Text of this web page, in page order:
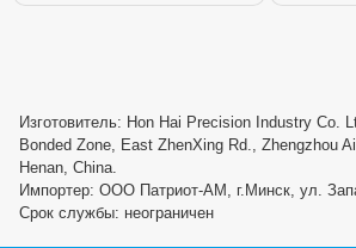
Изготовитель: Hon Hai Precision Industry Co.
Bonded Zone, East ZhenXing Rd., Zhengzhou
Henan, China.
Импортер: ООО Патриот-АМ, г.Минск, ул.
Срок службы: неограничен